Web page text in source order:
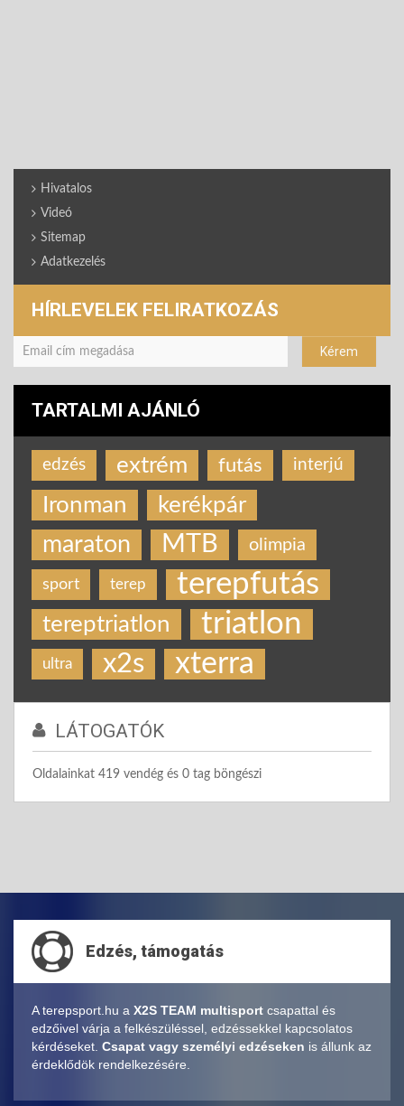
Hivatalos
Videó
Sitemap
Adatkezelés
HÍRLEVELEK FELIRATKOZÁS
TARTALMI AJÁNLÓ
edzés extrém futás interjú
Ironman kerékpár
maraton MTB olimpia
sport terep terepfutás
tereptriatlon triatlon
ultra x2s xterra
LÁTOGATÓK
Oldalainkat 419 vendég és 0 tag böngészi
Edzés, támogatás
A terepsport.hu a X2S TEAM multisport csapattal és
edzőivel várja a felkészüléssel, edzéssekkel kapcsolatos
kérdéseket. Csapat vagy személyi edzéseken is állunk az
érdeklődök rendelkezésére.